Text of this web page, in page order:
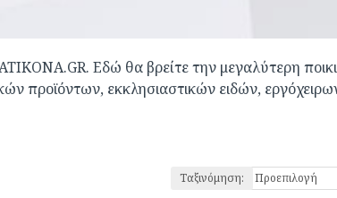
Εδώ θα βρείτε την μεγαλύτερη
προϊόντων, εκκλησιαστικών ειδών,
Ταξινόμηση: